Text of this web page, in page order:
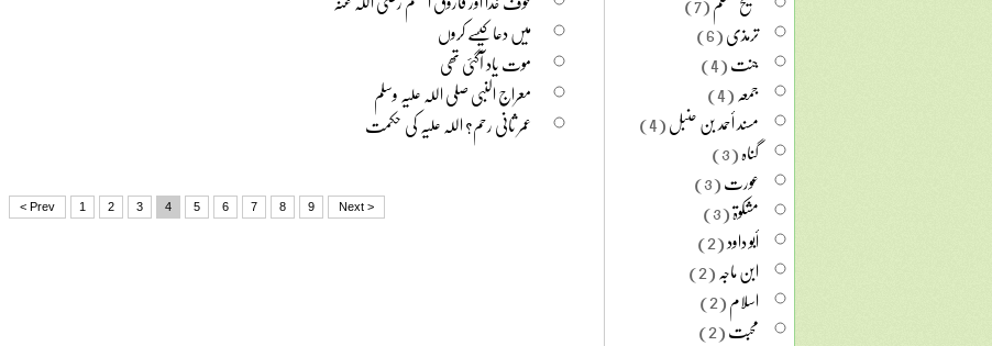
میں دعا کیسے کروں
موت یاد آگئی تھی
معراج النبی صلی اللہ علیہ وسلم
عمر ثانی رحم? اللہ علیہ کی حکمت
< Prev 1 2 3 4 5 6 7 8 9 Next >
ترمذی(6)
جنت(4)
جمعہ(4)
مسند أحمد بن حنبل(4)
گناہ(3)
عورت(3)
مشکوۃ(3)
أبو داود(2)
ابن ماجہ(2)
اسلام(2)
محبت(2)